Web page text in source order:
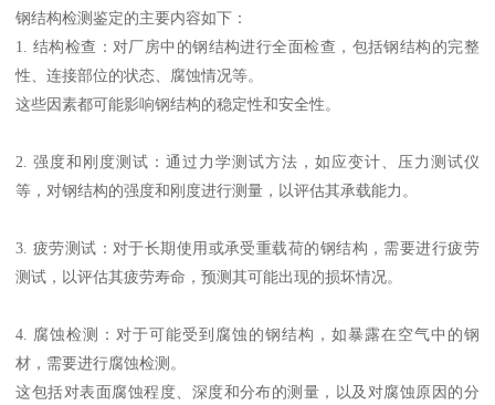
钢结构检测鉴定的主要内容如下：
1. 结构检查：对厂房中的钢结构进行全面检查，包括钢结构的完整
性、连接部位的状态、腐蚀情况等。
这些因素都可能影响钢结构的稳定性和安全性。
2. 强度和刚度测试：通过力学测试方法，如应变计、压力测试仪
等，对钢结构的强度和刚度进行测量，以评估其承载能力。
3. 疲劳测试：对于长期使用或承受重载荷的钢结构，需要进行疲劳
测试，以评估其疲劳寿命，预测其可能出现的损坏情况。
4. 腐蚀检测：对于可能受到腐蚀的钢结构，如暴露在空气中的钢
材，需要进行腐蚀检测。
这包括对表面腐蚀程度、深度和分布的测量，以及对腐蚀原因的分